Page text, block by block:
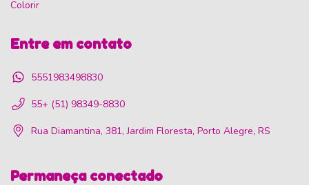
Colorir
Entre em contato
5551983498830
55+ (51) 98349-8830
Rua Diamantina, 381, Jardim Floresta, Porto Alegre, RS
Permaneça conectado